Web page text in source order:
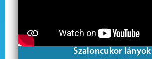
Szaloncukor lányok